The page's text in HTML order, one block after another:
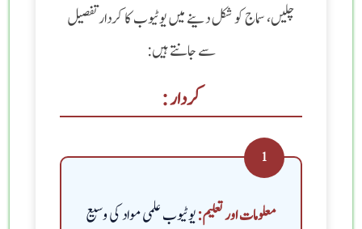
چلیں، سماج کو شکل دینے میں یوٹیوب کا کردار تفصیل
سے جانتے ہیں:
کردار :
1
معلومات اور تعلیم:یوٹیوب علمی مواد کی وسیع